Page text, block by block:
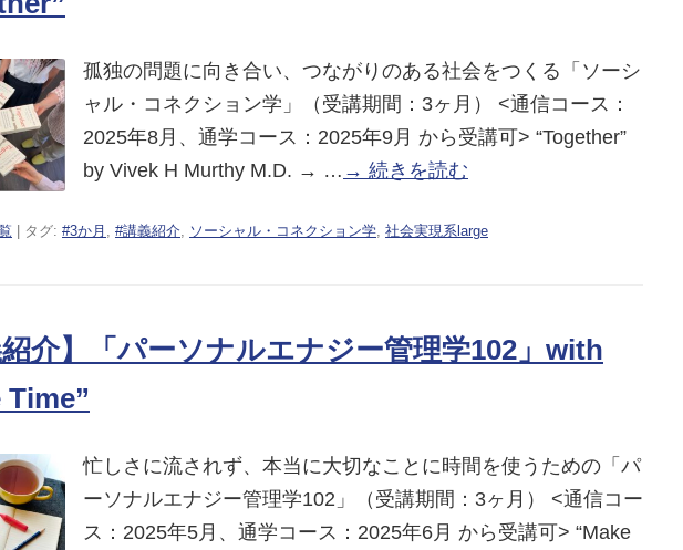
孤独の問題に向き合い、つながりのある社会をつくる「ソーシ
ャル・コネクション学」（受講期間：3ヶ月） <通信コース：
2025年8月、通学コース：2025年9月 から受講可> “Together”
by Vivek H Murthy M.D. → … → 続きを読む
| タグ: #3か月 , #講義紹介, ソーシャル・コネクション学, 社会実現系large
紹介】「パーソナルエナジー管理学102」with
Time”
忙しさに流されず、本当に大切なことに時間を使うための「パ
ーソナルエナジー管理学102」（受講期間：3ヶ月） <通信コー
ス：2025年5月、通学コース：2025年6月 から受講可> “Make